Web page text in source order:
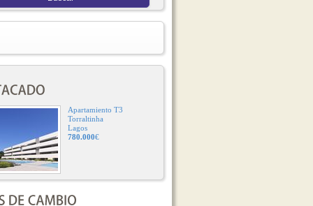
Apartamiento T3
Torraltinha
Lagos
780.000€